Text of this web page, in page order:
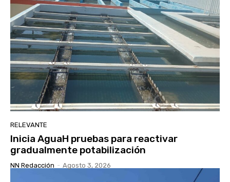
RELEVANTE
Inicia AguaH pruebas para reactivar
gradualmente potabilización
NN Redacción - Agosto 3, 2026